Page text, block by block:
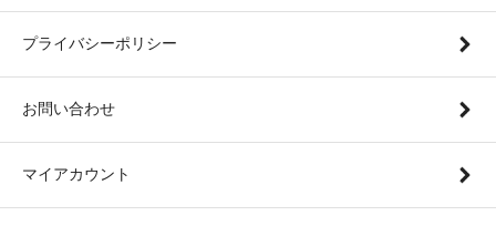
プライバシーポリシー
お問い合わせ
マイアカウント